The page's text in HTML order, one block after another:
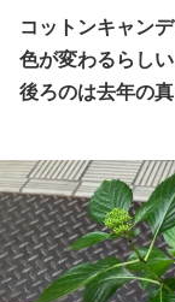
コットンキャン
色が変わるらし
後ろのは去年の